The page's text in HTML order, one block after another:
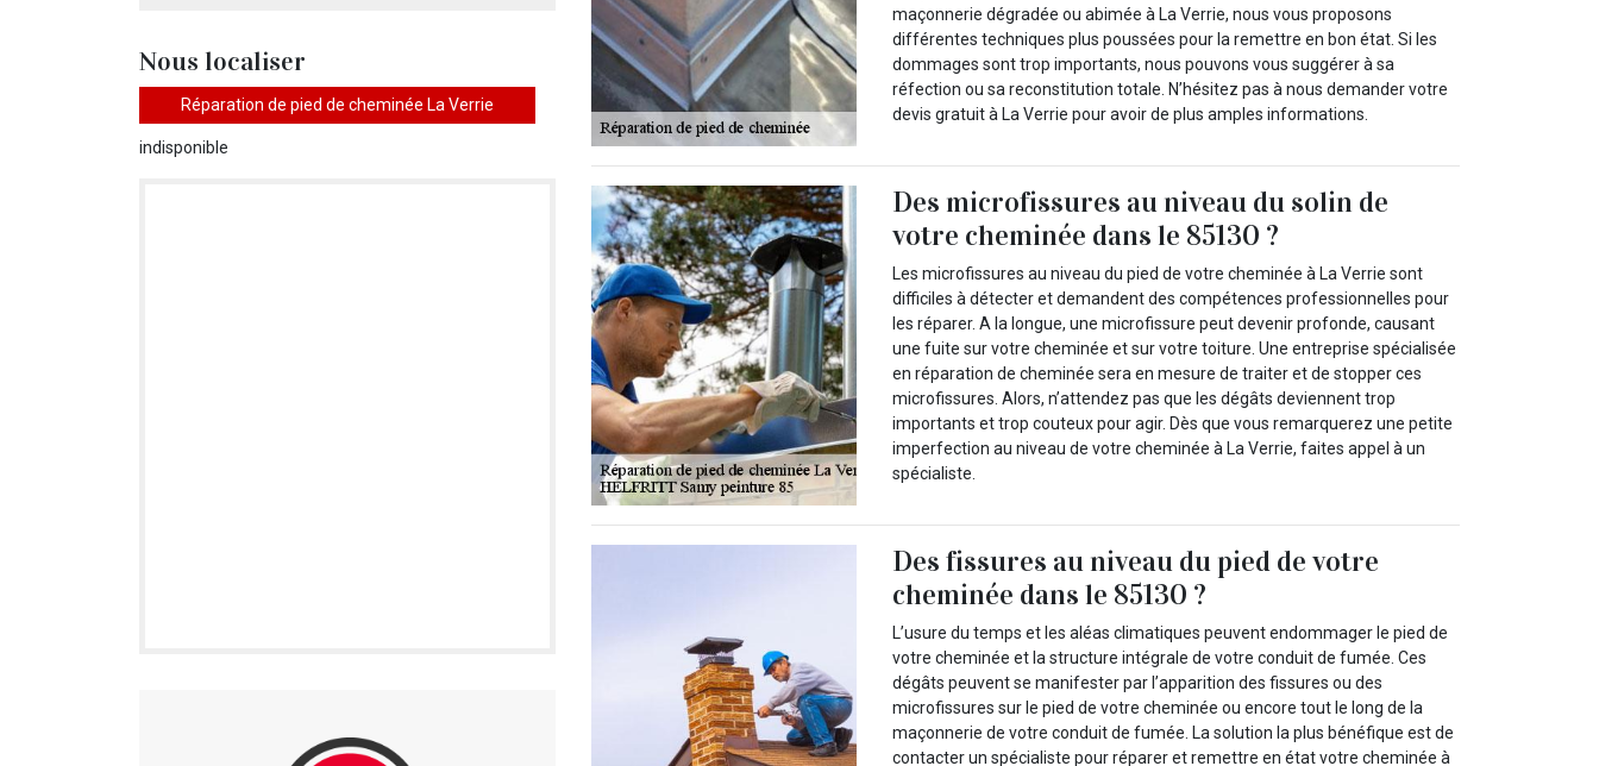
Nous localiser
Réparation de pied de cheminée La Verrie
indisponible
maçonnerie dégradée ou abimée à La Verrie, nous vous proposons
différentes techniques plus poussées pour la remettre en bon état. Si les
dommages sont trop importants, nous pouvons vous suggérer à sa
réfection ou sa reconstitution totale. N’hésitez pas à nous demander votre
devis gratuit à La Verrie pour avoir de plus amples informations.
Des microfissures au niveau du solin de
votre cheminée dans le 85130 ?
Les microfissures au niveau du pied de votre cheminée à La Verrie sont
difficiles à détecter et demandent des compétences professionnelles pour
les réparer. A la longue, une microfissure peut devenir profonde, causant
une fuite sur votre cheminée et sur votre toiture. Une entreprise spécialisée
en réparation de cheminée sera en mesure de traiter et de stopper ces
microfissures. Alors, n’attendez pas que les dégâts deviennent trop
importants et trop couteux pour agir. Dès que vous remarquerez une petite
imperfection au niveau de votre cheminée à La Verrie, faites appel à un
spécialiste.
Des fissures au niveau du pied de votre
cheminée dans le 85130 ?
L’usure du temps et les aléas climatiques peuvent endommager le pied de
votre cheminée et la structure intégrale de votre conduit de fumée. Ces
dégâts peuvent se manifester par l’apparition des fissures ou des
microfissures sur le pied de votre cheminée ou encore tout le long de la
maçonnerie de votre conduit de fumée. La solution la plus bénéfique est de
contacter un spécialiste pour réparer et remettre en état votre cheminée à